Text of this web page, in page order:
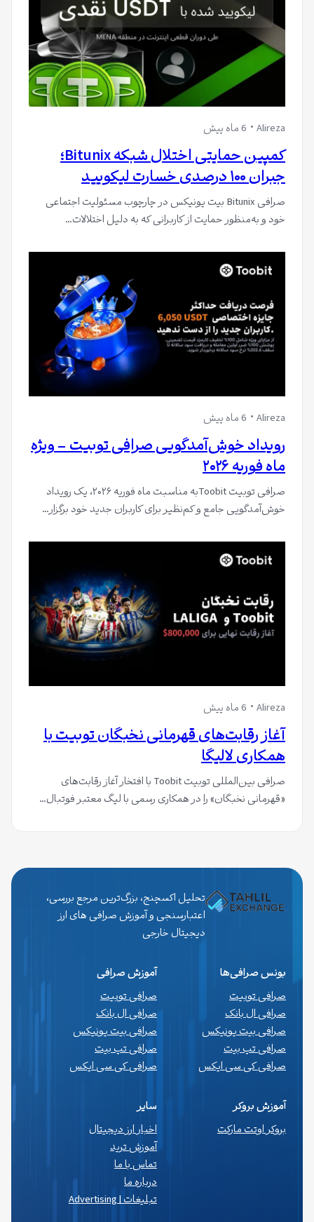
Alireza 6 ماه پیش
کمپین حمایتی اختلال شبکه Bitunix؛
جبران ۱۰۰ درصدی خسارت لیکویید
صرافی Bitunix بیت یونیکس در چارچوب مسئولیت اجتماعی
خود و به‌منظور حمایت از کاربرانی که به دلیل اختلالات…
Alireza 6 ماه پیش
رویداد خوش‌آمدگویی صرافی توبیت – ویژه
ماه فوریه ۲۰۲۶
صرافی توبیت Toobitبه مناسبت ماه فوریه ۲۰۲۶، یک رویداد
خوش‌آمدگویی جامع و کم‌نظیر برای کاربران جدید خود برگزار…
Alireza 6 ماه پیش
آغاز رقابت‌های قهرمانی نخبگان توبیت با
همکاری لالیگا
صرافی بین‌المللی توبیت Toobit با افتخار آغاز رقابت‌های
«قهرمانی نخبگان» را در همکاری رسمی با لیگ معتبر فوتبال…
تحلیل اکسچنج، بزرگ‌ترین مرجع بررسی،
اعتبارسنجی و آموزش صرافی های ارز
دیجیتال خارجی
بونس صرافی‌ها
صرافی توبیت
صرافی ال بانک
صرافی بیت یونیکس
صرافی تپ بیت
صرافی کی سی ایکس
آموزش صرافی
صرافی توبیت
صرافی ال بانک
صرافی بیت یونیکس
صرافی تپ بیت
صرافی کی سی ایکس
آموزش بروکر
بروکر اوتت مارکت
سایر
اخبار ارز دیجیتال
آموزش ترید
تماس با ما
درباره ما
تبلیغات | Advertising